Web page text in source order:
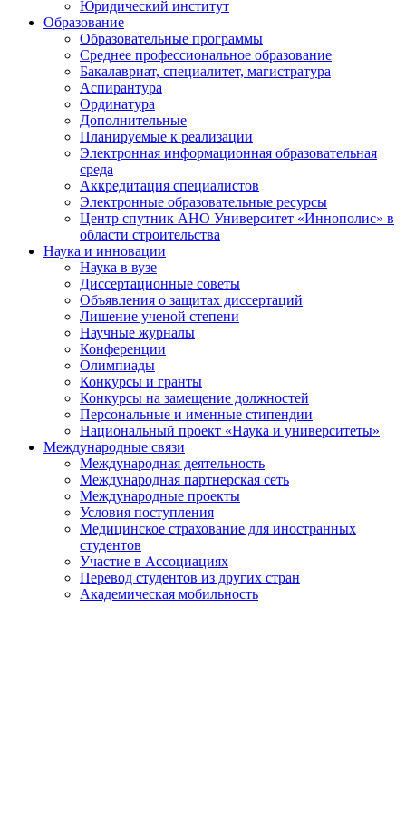
Юридический институт
Образование
Образовательные программы
Среднее профессиональное образование
Бакалавриат, специалитет, магистратура
Аспирантура
Ординатура
Дополнительные
Планируемые к реализации
Электронная информационная образовательная
среда
Аккредитация специалистов
Электронные образовательные ресурсы
Центр спутник АНО Университет «Иннополис» в
области строительства
Наука и инновации
Наука в вузе
Диссертационные советы
Объявления о защитах диссертаций
Лишение ученой степени
Научные журналы
Конференции
Олимпиады
Конкурсы и гранты
Конкурсы на замещение должностей
Персональные и именные стипендии
Национальный проект «Наука и университеты»
Международные связи
Международная деятельность
Международная партнерская сеть
Международные проекты
Условия поступления
Медицинское страхование для иностранных
студентов
Участие в Ассоциациях
Перевод студентов из других стран
Академическая мобильность